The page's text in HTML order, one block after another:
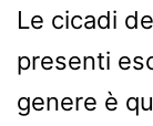
Le cicadi
presenti
genere è